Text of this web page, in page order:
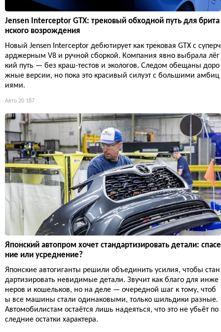
Jensen Interceptor GTX: трековый обходной путь для брита
нского возрождения
Новый Jensen Interceptor дебютирует как трековая GTX с суперч
арджерным V8 и ручной сборкой. Компания явно выбрала лёг
кий путь — без краш-тестов и экологов. Следом обещаны доро
жные версии, но пока это красивый силуэт с большими амбиц
иями.
Авто 20 187
Японский автопром хочет стандартизировать детали: спасе
ние или усреднение?
Японские автогиганты решили объединить усилия, чтобы стан
дартизировать невидимые детали. Звучит как благо для инже
неров и кошельков, но на деле — очередной шаг к тому, чтоб
ы все машины стали одинаковыми, только шильдики разные.
Автомобилистам остаётся лишь надеяться, что это не убьёт по
следние остатки характера.